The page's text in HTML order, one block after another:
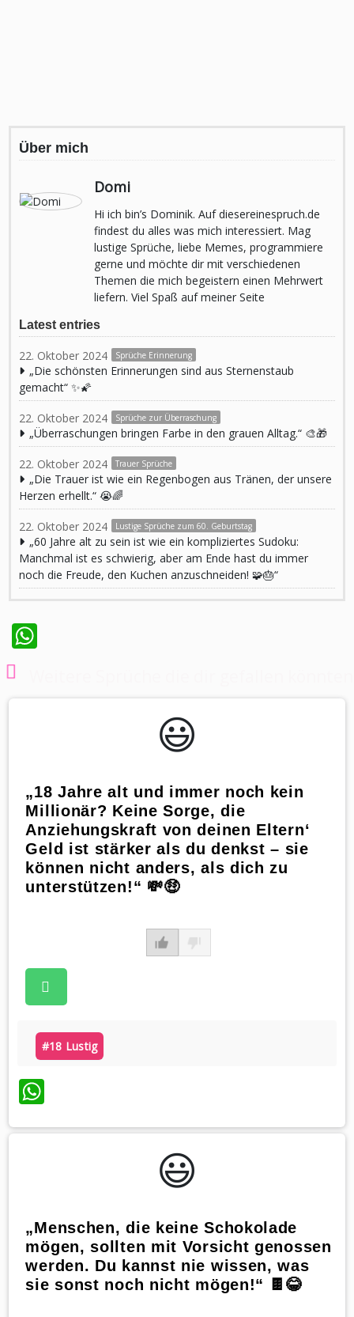
Über mich
Domi
Hi ich bin’s Dominik. Auf diesereinespruch.de
findest du alles was mich interessiert. Mag
lustige Sprüche, liebe Memes, programmiere
gerne und möchte dir mit verschiedenen
Themen die mich begeistern einen Mehrwert
liefern. Viel Spaß auf meiner Seite
Latest entries
22. Oktober 2024 Sprüche Erinnerung
„Die schönsten Erinnerungen sind aus Sternenstaub
gemacht“ ✨🌠
22. Oktober 2024 Sprüche zur Überraschung
„Überraschungen bringen Farbe in den grauen Alltag.“ 🎨🎁
22. Oktober 2024 Trauer Sprüche
„Die Trauer ist wie ein Regenbogen aus Tränen, der unsere
Herzen erhellt.“ 😭🌈
22. Oktober 2024 Lustige Sprüche zum 60. Geburtstag
„60 Jahre alt zu sein ist wie ein kompliziertes Sudoku:
Manchmal ist es schwierig, aber am Ende hast du immer
noch die Freude, den Kuchen anzuschneiden! 🧩🎂“
😃️
„18 Jahre alt und immer noch kein
Millionär? Keine Sorge, die
Anziehungskraft von deinen Eltern‘
Geld ist stärker als du denkst – sie
können nicht anders, als dich zu
unterstützen!“ 💸🤑
#18 Lustig
WhatsApp
😃️
„Menschen, die keine Schokolade
mögen, sollten mit Vorsicht genossen
werden. Du kannst nie wissen, was
sie sonst noch nicht mögen!“ 🍫😂